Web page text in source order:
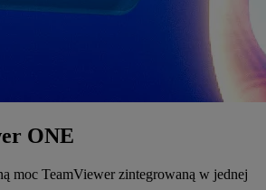
ONE
moc TeamViewer zintegrowaną w jednej